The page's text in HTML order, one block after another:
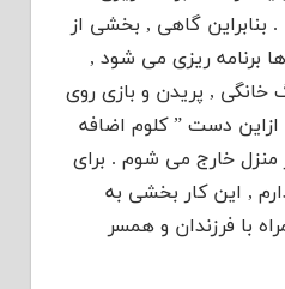
بنابراین گاهی , بخشی از
برنامه ریزی می شود ,
, پریدن و بازی روی
ازاین دست ” کلوم اضافه
منزل خارج می شوم . برای
, این کار بخشی به
با فرزندان و همسر